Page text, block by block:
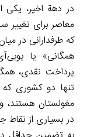
در دهة اخیر، یکی
معاصر برای تغییر
که طرفدارانی در
پرداخت نقدی،
تنها دو کشوری که
در بسیاری از نقاط